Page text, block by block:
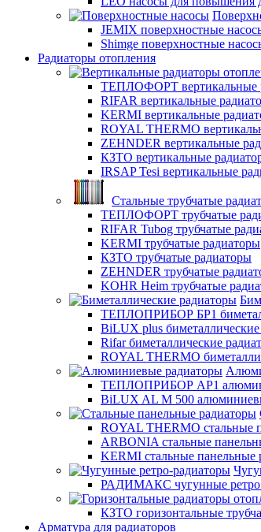
JEMIX поверхностные
Shimge поверхностные
Радиаторы отопления
ТЕПЛОФОРТ вертикальные
RIFAR вертикальные
KERMI вертикальные
ROYAL THERMO
ZEHNDER вертикальные
КЗТО вертикальные
IRSAP Tesi вертикальные
Стальные трубчатые
ТЕПЛОФОРТ трубчатые
RIFAR Tubog трубчатые
KERMI трубчатые радиаторы
КЗТО трубчатые радиаторы
ZEHNDER трубчатые
KOHR Heim трубчатые
ТЕПЛОПРИБОР БР1
BiLUX plus
Rifar биметаллические
ROYAL THERMO
ТЕПЛОПРИБОР АР1
BiLUX AL M 500
ROYAL THERMO стальные
ARBONIA стальные
KERMI стальные панельные
РАДИМАКС чугунные ретро
КЗТО горизонтальные
Арматура для радиаторов